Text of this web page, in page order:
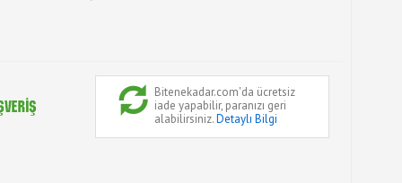
Bitenekadar.com'da ücretsiz
iade yapabilir, paranızı geri
alabilirsiniz.Detaylı Bilgi